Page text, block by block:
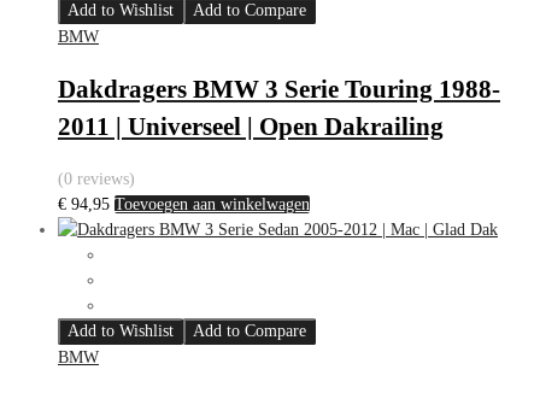
Add to Wishlist
Add to Compare
BMW
Dakdragers BMW 3 Serie Touring 1988-
2011 | Universeel | Open Dakrailing
(0 reviews)
€ 94,95 Toevoegen aan winkelwagen
Add to Wishlist
Add to Compare
BMW